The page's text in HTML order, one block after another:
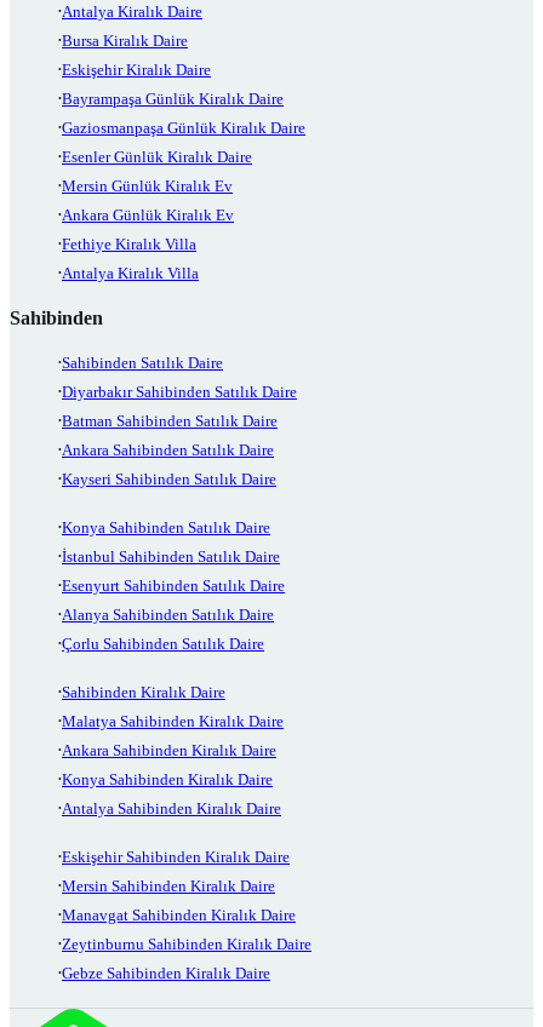
Antalya Kiralık Daire
Bursa Kiralık Daire
Eskişehir Kiralık Daire
Bayrampaşa Günlük Kiralık Daire
Gaziosmanpaşa Günlük Kiralık Daire
Esenler Günlük Kiralık Daire
Mersin Günlük Kiralık Ev
Ankara Günlük Kiralık Ev
Fethiye Kiralık Villa
Antalya Kiralık Villa
Sahibinden
Sahibinden Satılık Daire
Diyarbakır Sahibinden Satılık Daire
Batman Sahibinden Satılık Daire
Ankara Sahibinden Satılık Daire
Kayseri Sahibinden Satılık Daire
Konya Sahibinden Satılık Daire
İstanbul Sahibinden Satılık Daire
Esenyurt Sahibinden Satılık Daire
Alanya Sahibinden Satılık Daire
Çorlu Sahibinden Satılık Daire
Sahibinden Kiralık Daire
Malatya Sahibinden Kiralık Daire
Ankara Sahibinden Kiralık Daire
Konya Sahibinden Kiralık Daire
Antalya Sahibinden Kiralık Daire
Eskişehir Sahibinden Kiralık Daire
Mersin Sahibinden Kiralık Daire
Manavgat Sahibinden Kiralık Daire
Zeytinburnu Sahibinden Kiralık Daire
Gebze Sahibinden Kiralık Daire